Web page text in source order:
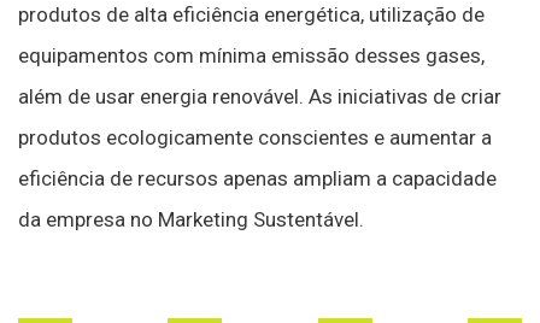
produtos de alta eficiência energética, utilização de
equipamentos com mínima emissão desses gases,
além de usar energia renovável. As iniciativas de criar
produtos ecologicamente conscientes e aumentar a
eficiência de recursos apenas ampliam a capacidade
da empresa no Marketing Sustentável.